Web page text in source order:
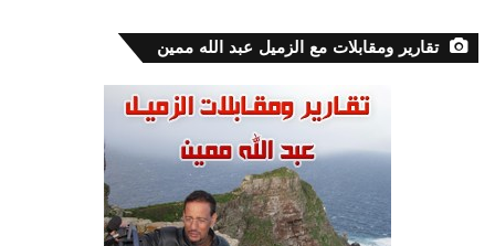
تقارير ومقابلات مع الزميل عبد الله ممين